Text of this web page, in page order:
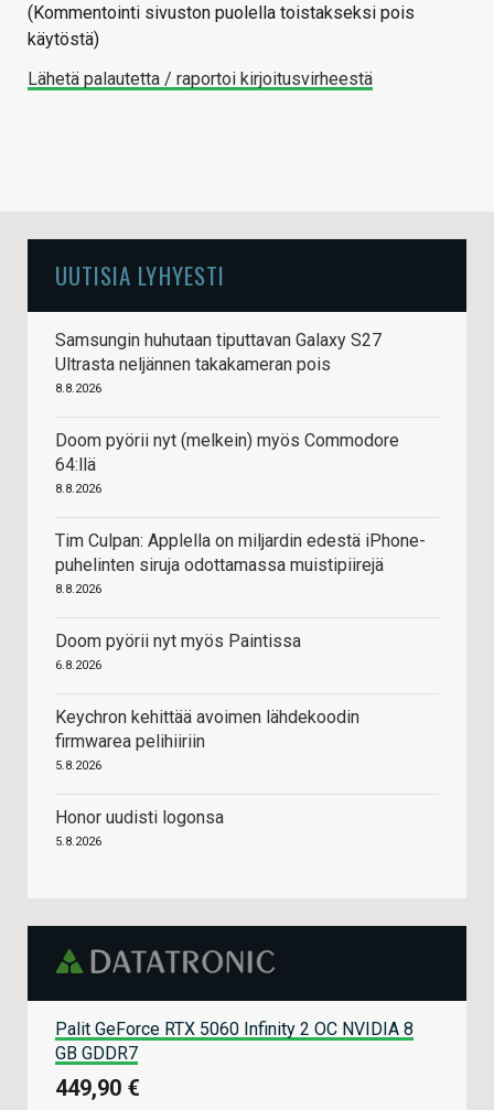
(Kommentointi sivuston puolella toistakseksi pois
käytöstä)
Lähetä palautetta / raportoi kirjoitusvirheestä
UUTISIA LYHYESTI
Samsungin huhutaan tiputtavan Galaxy S27
Ultrasta neljännen takakameran pois
8.8.2026
Doom pyörii nyt (melkein) myös Commodore
64:llä
8.8.2026
Tim Culpan: Applella on miljardin edestä iPhone-
puhelinten siruja odottamassa muistipiirejä
8.8.2026
Doom pyörii nyt myös Paintissa
6.8.2026
Keychron kehittää avoimen lähdekoodin
firmwarea pelihiiriin
5.8.2026
Honor uudisti logonsa
5.8.2026
Palit GeForce RTX 5060 Infinity 2 OC NVIDIA 8
GB GDDR7
449,90 €